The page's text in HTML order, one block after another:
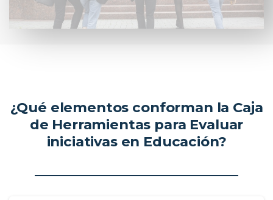
¿Qué elementos conforman la Caja
de Herramientas para Evaluar
iniciativas en Educación?